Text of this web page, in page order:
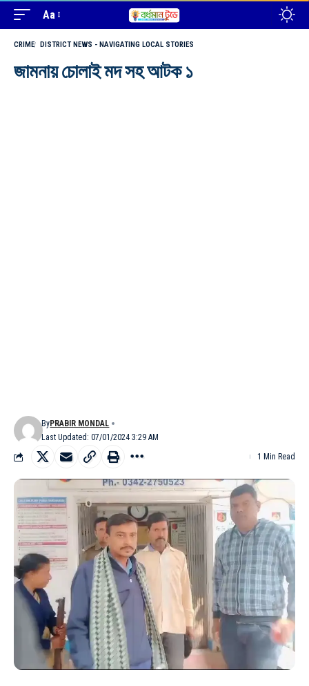
Aa
CRIME DISTRICT NEWS - NAVIGATING LOCAL STORIES
জামনায় চোলাই মদ সহ আটক ১
Last Updated: 07/01/2024 3:29 AM
ByPRABIR MONDAL
1 Min Read